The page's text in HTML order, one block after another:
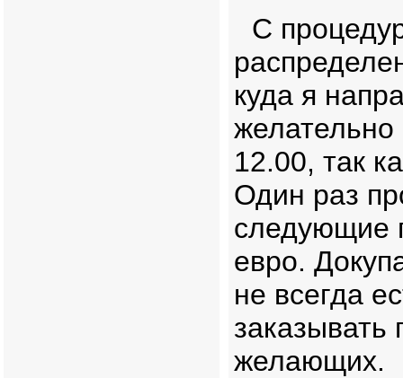
С
куда я
12.00, так
Один раз
следующие
евро.
не всегда
заказывать
желающих.